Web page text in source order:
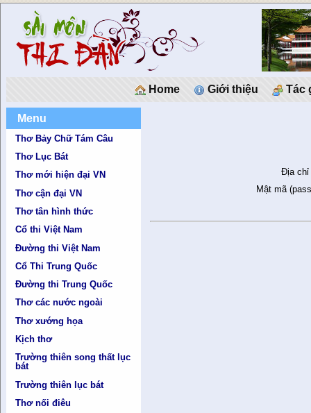
Home Giới thiệu Tác
Menu
Thơ Bảy Chữ Tám Câu
Thơ Lục Bát
Thơ mới hiện đại VN
Thơ cận đại VN
Thơ tân hình thức
Cổ thi Việt Nam
Đường thi Việt Nam
Cổ Thi Trung Quốc
Đường thi Trung Quốc
Thơ các nước ngoài
Thơ xướng họa
Kịch thơ
Trường thiên song thất lục
bát
Trường thiên lục bát
Thơ nối điêu
Địa chỉ
Mật mã